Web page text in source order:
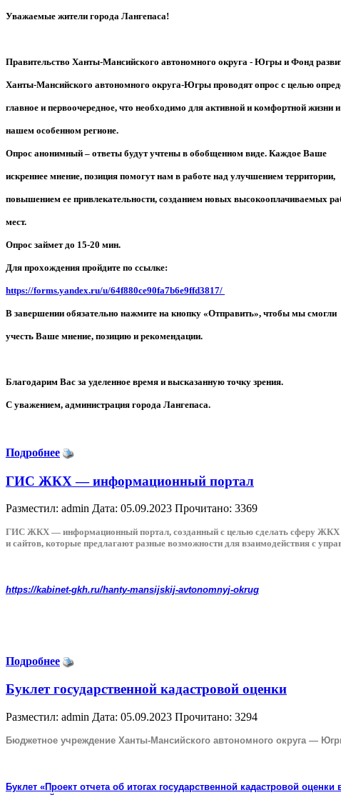
Уважаемые жители города Лангепаса!
Правительство Ханты-Мансийского автономного округа - Югры и Фонд
Ханты-Мансийского автономного округа-Югры проводят опрос с целью
главное и первоочередное, что необходимо для активной и комфортной жизни
нашем особенном регионе.
Опрос анонимный – ответы будут учтены в обобщенном виде. Каждое Ваше
искреннее мнение, позиция помогут нам в работе над улучшением территории,
повышением ее привлекательности, созданием новых высокооплачиваемых
мест.
Опрос займет до 15-20 мин.
Для прохождения пройдите по ссылке:
https://forms.yandex.ru/u/64f880ce90fa7b6e9ffd3817/
В завершении обязательно нажмите на кнопку «Отправить», чтобы мы смогли
учесть Ваше мнение, позицию и рекомендации.
Благодарим Вас за уделенное время и высказанную точку зрения.
С уважением, администрация города Лангепаса.
Подробнее
ГИС ЖКХ — информационный портал
Разместил: admin Дата: 05.09.2023 Прочитано: 3369
ГИС ЖКХ — информационный портал, созданный с целью сделать сферу ЖКХ
и сайтов, которые предлагают разные возможности для взаимодействия с
https://kabinet-gkh.ru/hanty-mansijskij-avtonomnyj-okrug
Подробнее
Буклет государственной кадастровой оценки
Разместил: admin Дата: 05.09.2023 Прочитано: 3294
Бюджетное учреждение Ханты-Мансийского автономного округа —
Буклет «Проект отчета об итогах государственной кадастровой